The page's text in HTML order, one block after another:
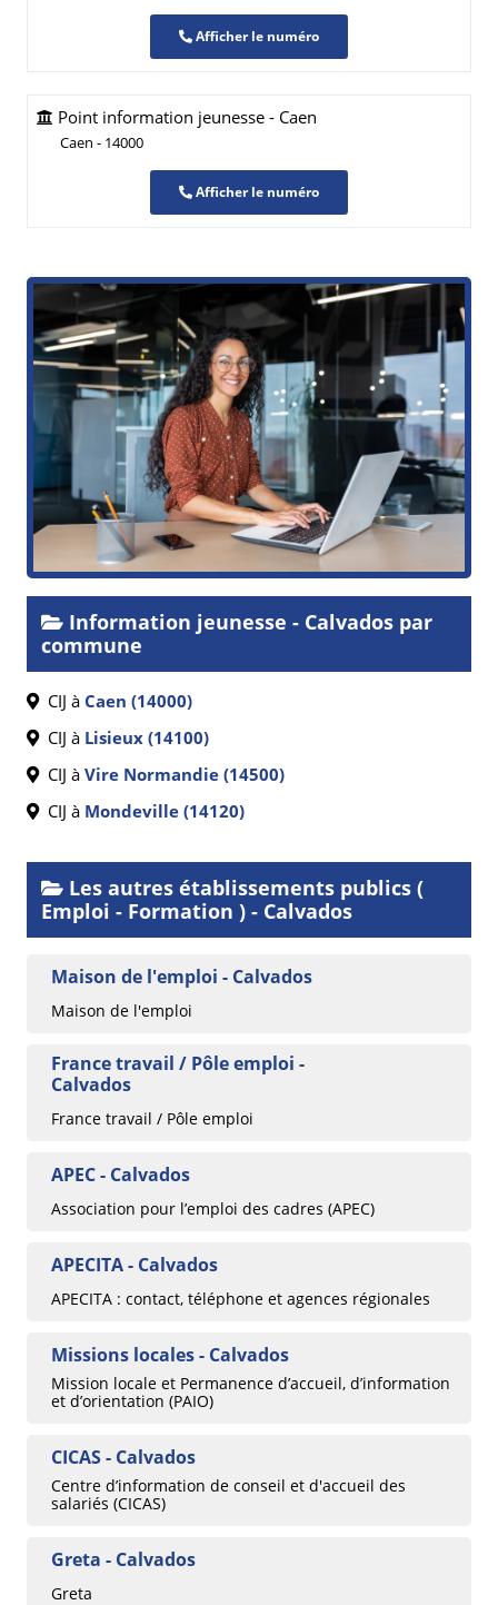
Afficher le numéro
Point information jeunesse - Caen
Caen - 14000
Afficher le numéro
Information jeunesse - Calvados par
commune
CIJ à Caen (14000)
CIJ à Lisieux (14100)
CIJ à Vire Normandie (14500)
CIJ à Mondeville (14120)
Les autres établissements publics (
Emploi - Formation ) - Calvados
Maison de l'emploi - Calvados
Maison de l'emploi
France travail / Pôle emploi -
Calvados
France travail / Pôle emploi
APEC - Calvados
Association pour l’emploi des cadres (APEC)
APECITA - Calvados
APECITA : contact, téléphone et agences régionales
Missions locales - Calvados
Mission locale et Permanence d’accueil, d’information
et d’orientation (PAIO)
CICAS - Calvados
Centre d’information de conseil et d'accueil des
salariés (CICAS)
Greta - Calvados
Greta